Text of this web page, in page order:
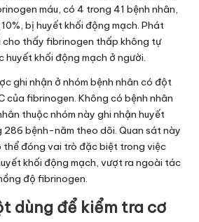
máu, có 4 trong 41 bệnh nhân,
bị huyết khối động mạch. Phát
cho thấy fibrinogen thấp không tự
huyết khối động mạch ở người.
ghi nhận ở nhóm bệnh nhân có đột
của fibrinogen. Không có bệnh nhân
thuộc nhóm này ghi nhận huyết
286 bệnh-năm theo dõi. Quan sát này
thể đóng vai trò đặc biệt trong việc
khối động mạch, vượt ra ngoài tác
độ fibrinogen.
dùng để kiểm tra cơ